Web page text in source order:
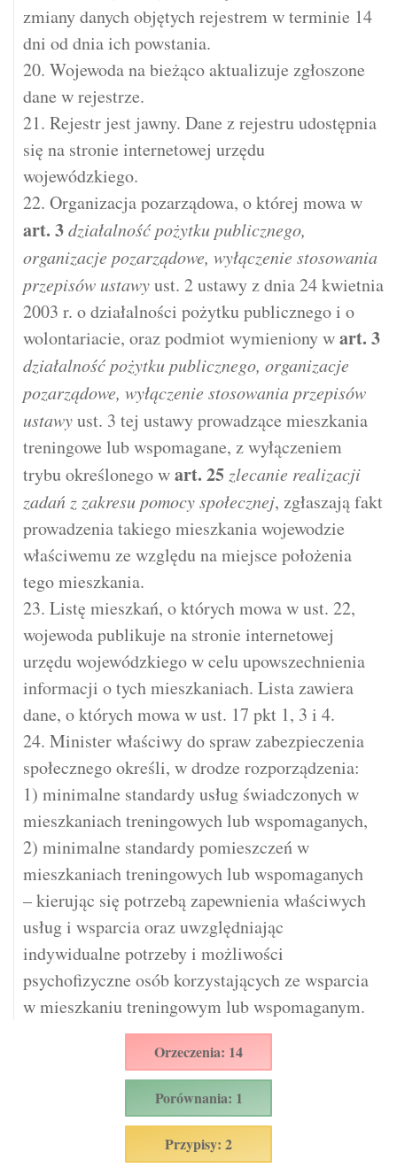
zmiany danych objętych rejestrem w terminie 14
dni od dnia ich powstania.
20. Wojewoda na bieżąco aktualizuje zgłoszone
dane w rejestrze.
21. Rejestr jest jawny. Dane z rejestru udostępnia
się na stronie internetowej urzędu
wojewódzkiego.
22. Organizacja pozarządowa, o której mowa w
art. 3działalność pożytku publicznego,
organizacje pozarządowe, wyłączenie stosowania
przepisów ustawyust. 2 ustawy z dnia 24 kwietnia
2003 r. o działalności pożytku publicznego i o
wolontariacie, oraz podmiot wymieniony wart. 3
działalność pożytku publicznego, organizacje
pozarządowe, wyłączenie stosowania przepisów
ustawyust. 3 tej ustawy prowadzące mieszkania
treningowe lub wspomagane, z wyłączeniem
trybu określonego wart. 25 zlecanie realizacji
zadań z zakresu pomocy społecznej, zgłaszają fakt
prowadzenia takiego mieszkania wojewodzie
właściwemu ze względu na miejsce położenia
tego mieszkania.
23. Listę mieszkań, o których mowa w ust. 22,
wojewoda publikuje na stronie internetowej
urzędu wojewódzkiego w celu upowszechnienia
informacji o tych mieszkaniach. Lista zawiera
dane, o których mowa w ust. 17 pkt 1, 3 i 4.
24. Minister właściwy do spraw zabezpieczenia
społecznego określi, w drodze rozporządzenia:
1) minimalne standardy usług świadczonych w
mieszkaniach treningowych lub wspomaganych,
2) minimalne standardy pomieszczeń w
mieszkaniach treningowych lub wspomaganych
– kierując się potrzebą zapewnienia właściwych
usług i wsparcia oraz uwzględniając
indywidualne potrzeby i możliwości
psychofizyczne osób korzystających ze wsparcia
w mieszkaniu treningowym lub wspomaganym.
Orzeczenia: 14
Porównania: 1
Przypisy: 2